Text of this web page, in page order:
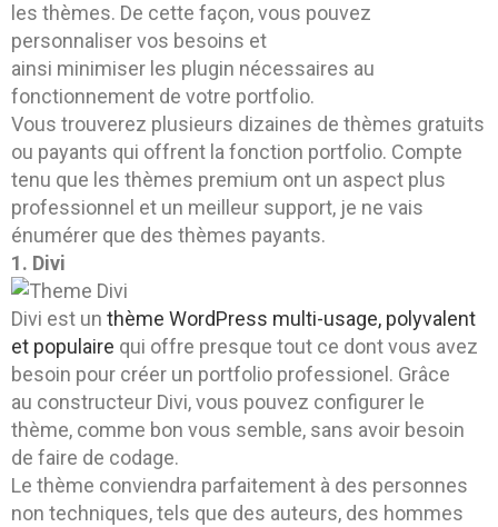
les thèmes. De cette façon, vous pouvez
personnaliser vos besoins et
ainsi minimiser les plugin nécessaires au
fonctionnement de votre portfolio.
Vous trouverez plusieurs dizaines de thèmes gratuits
ou payants qui offrent la fonction portfolio. Compte
tenu que les thèmes premium ont un aspect plus
professionnel et un meilleur support, je ne vais
énumérer que des thèmes payants.
1. Divi
Divi est un thème WordPress multi-usage, polyvalent
et populaire qui offre presque tout ce dont vous avez
besoin pour créer un portfolio professionel. Grâce
au constructeur Divi, vous pouvez configurer le
thème, comme bon vous semble, sans avoir besoin
de faire de codage.
Le thème conviendra parfaitement à des personnes
non techniques, tels que des auteurs, des hommes